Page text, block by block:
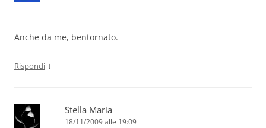
Anche da me, bentornato.
Rispondi ↓
Stella Maria
18/11/2009 alle 19:09